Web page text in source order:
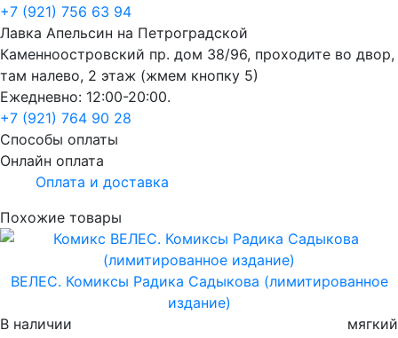
+7 (921) 756 63 94
Лавка Апельсин на Петроградской
Каменноостровский пр. дом 38/96, проходите во двор,
там налево, 2 этаж (жмем кнопку 5)
Ежедневно: 12:00-20:00.
+7 (921) 764 90 28
Способы оплаты
Онлайн оплата
Оплата и доставка
Похожие товары
ВЕЛЕС. Комиксы Радика Садыкова (лимитированное
издание)
В наличии
мягкий